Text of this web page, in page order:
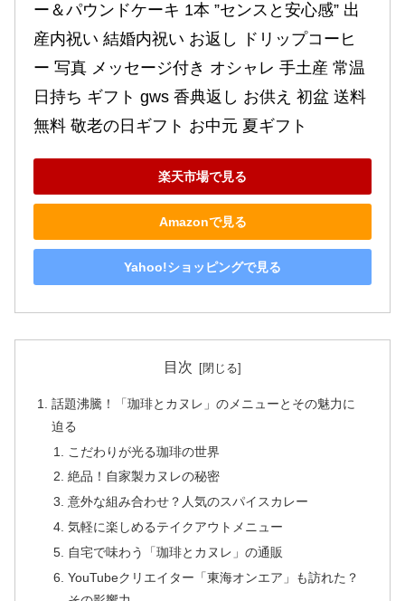
ー＆パウンドケーキ 1本 ”センスと安心感” 出
産内祝い 結婚内祝い お返し ドリップコーヒ
ー 写真 メッセージ付き オシャレ 手土産 常温
日持ち ギフト gws 香典返し お供え 初盆 送料
無料 敬老の日ギフト お中元 夏ギフト
楽天市場で見る
Amazonで見る
Yahoo!ショッピングで見る
目次
話題沸騰！「珈琲とカヌレ」のメニューとその魅力に
迫る
こだわりが光る珈琲の世界
絶品！自家製カヌレの秘密
意外な組み合わせ？人気のスパイスカレー
気軽に楽しめるテイクアウトメニュー
自宅で味わう「珈琲とカヌレ」の通販
YouTubeクリエイター「東海オンエア」も訪れた？